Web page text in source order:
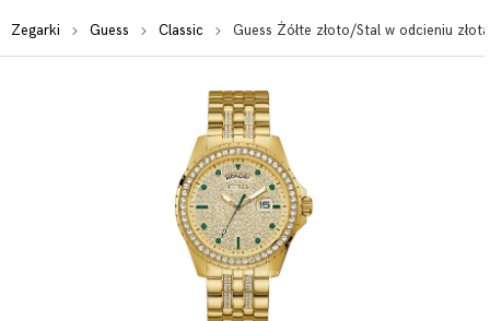
Zegarki Guess Classic Guess Żółte złoto/Stal w odcieniu